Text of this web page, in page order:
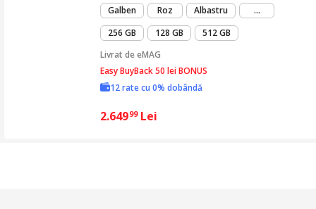
Galben
Roz Albastru ...mai
256 GB 128 GB
512 GB
Livrat deeMAG
Easy BuyBack 50 lei BONUS
12 rate cu 0% dobândă
2.64999 Lei